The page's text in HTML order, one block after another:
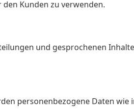
Kunden zu verwenden.
und gesprochenen
personenbezogene Daten wie